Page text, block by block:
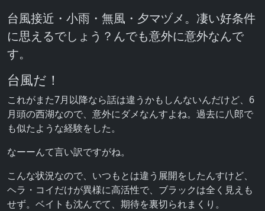
台風接近・小雨・無風・夕マヅメ。凄い好条件
に思えるでしょう？んでも意外に意外なんで
す。
台風だ！
これがまた7月以降なら話は違うかもしんないんだけど、6
月頭の西湖なので、意外にダメなんすよね。過去に八郎で
も似たような経験をした。
なーーんて言い訳ですがね。
こんな状況なので、いつもとは違う展開をしたんすけど、
ヘラ・コイだけが異様に高活性で、ブラックは全く見えも
せず。ベイトも沈んでて、期待を裏切られまくり。